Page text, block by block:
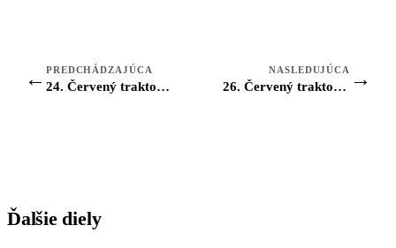
← PREDCHÁDZAJÚCA
24. Červený traktor: Pozor tiger
NASLEDUJÚCA
26. Červený traktor: Mlčanie kravičiek →
Ďalšie diely